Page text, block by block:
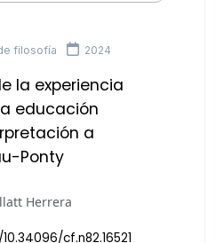
filosofía 2024
la experiencia
educación
a
Ponty
Herrera
cf.n82.16521